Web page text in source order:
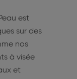
est
sur des
nos
à visée
et